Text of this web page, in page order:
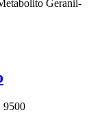
Geranil-
9500